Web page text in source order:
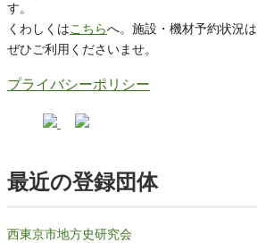
す。
くわしくはこちらへ。施設・機材予約状況は
ぜひご利用くださいませ。
プライバシーポリシー
最近の登録団体
西東京市地方史研究会